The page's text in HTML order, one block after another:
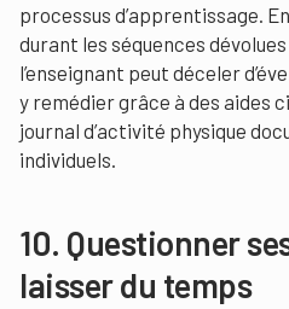
processus d’apprentissage.
durant les séquences
l’enseignant peut déceler
y remédier grâce à des aides
journal d’activité physique
individuels.
10. Questionner
laisser du temps